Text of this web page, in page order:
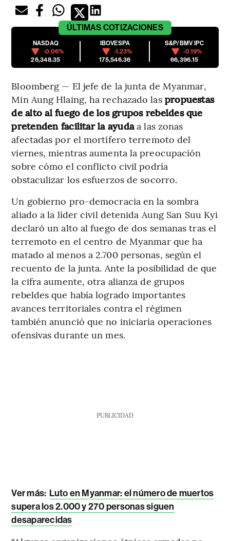
ÚLTIMAS COTIZACIONES
NASDAQ
-0.06%
26,348.35
IBOVESPA
-1.23%
175,546.36
S&P/BMV IPC
-0.19%
66,396.15
Bloomberg — El jefe de la junta de Myanmar,
Min Aung Hlaing, ha rechazado las propuestas
de alto al fuego de los grupos rebeldes que
pretenden facilitar la ayudaa las zonas
afectadas por el mortífero terremoto del
viernes, mientras aumenta la preocupación
sobre cómo el conflicto civil podría
obstaculizar los esfuerzos de socorro.
Un gobierno pro-democracia en la sombra
aliado a la líder civil detenida Aung San Suu Kyi
declaró un alto al fuego de dos semanas tras el
terremoto en el centro de Myanmar que ha
matado al menos a 2.700 personas, según el
recuento de la junta. Ante la posibilidad de que
la cifra aumente, otra alianza de grupos
rebeldes que había logrado importantes
avances territoriales contra el régimen
también anunció que no iniciaría operaciones
ofensivas durante un mes.
PUBLICIDAD
Ver más: Luto en Myanmar: el número de muertos
supera los 2.000 y 270 personas siguen
desaparecidas